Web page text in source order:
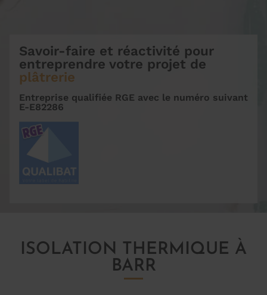
Savoir-faire et réactivité pour
entreprendre votre projet de
plâtrerie
Entreprise qualifiée RGE avec le numéro suivant
E-E82286
ISOLATION THERMIQUE À
BARR